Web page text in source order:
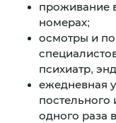
проживание
номерах;
осмотры и
психиатр,
ежедневная
постельного
одного раза